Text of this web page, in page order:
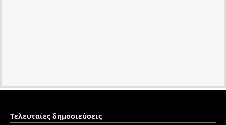
Τελευταίες δημοσιεύσεις